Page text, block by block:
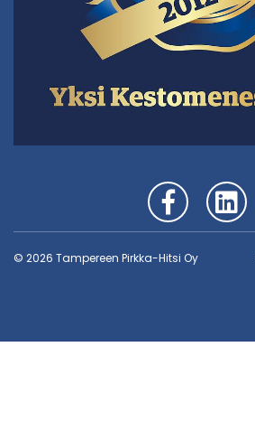
© 2026 Tampereen Pirkka-Hitsi Oy